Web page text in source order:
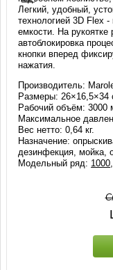
Легкий, удобный,
технологией 3D Flex
емкости. На
автоблокировка
кнопки вперед
нажатия.
Производитель:
Размеры: 26×16,5×34
Рабочий объём: 3000
Максимальное
Вес нетто: 0,64 кг.
Назначение:
дезинфекция, мойка,
Модельный ряд: 1000